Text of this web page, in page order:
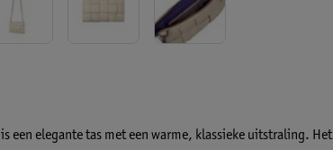
is een elegante tas met een warme, klassieke uitstraling. Het